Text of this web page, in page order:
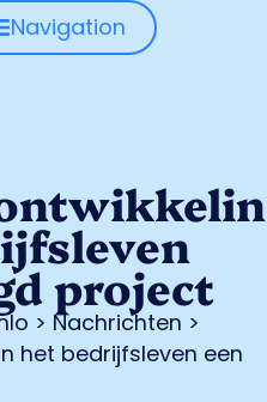
Navigation
project
> Nachrichten >
het bedrijfsleven een